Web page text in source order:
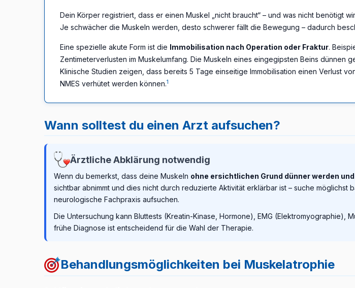
Dein Körper registriert, dass er einen Muskel „nicht braucht“ – und was nicht benötigt
Je schwächer die Muskeln werden, desto schwerer fällt die Bewegung – dadurch
Eine spezielle akute Form ist die Immobilisation nach Operation oder Fraktur.
Zentimeterverlusten im Muskelumfang. Die Muskeln eines eingegipsten Beins
Klinische Studien zeigen, dass bereits 5 Tage einseitige Immobilisation einen Verlust
NMES verhütet werden können.1
Wann solltest du einen Arzt aufsuchen?
Ärztliche Abklärung notwendig
Wenn du bemerkst, dass deine Muskeln ohne ersichtlichen Grund dünner werden
sichtbar abnimmt und dies nicht durch reduzierte Aktivität erklärbar ist – suche
neurologische Fachpraxis aufsuchen.
Die Untersuchung kann Bluttests (Kreatin-Kinase, Hormone), EMG
frühe Diagnose ist entscheidend für die Wahl der Therapie.
Behandlungsmöglichkeiten bei Muskelatrophie